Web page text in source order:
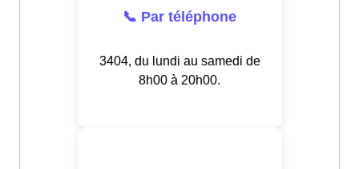
📞 Par téléphone
3404, du lundi au samedi de
8h00 à 20h00.